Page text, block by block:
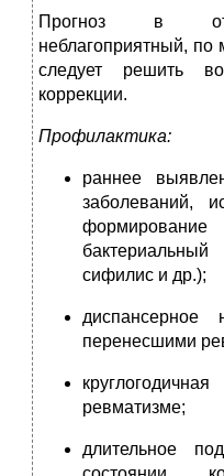
Прогноз в
неблагоприятный, по
следует решить
коррекции.
Профилактика:
раннее
заболеваний,
формирование
сифилис и др.);
диспансерное
перенесшими
ревматизме;
длительное